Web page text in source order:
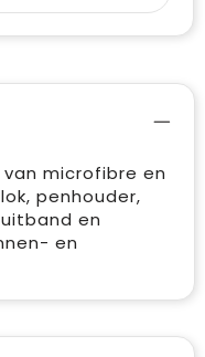
van microfibre en
penhouder,
en
en